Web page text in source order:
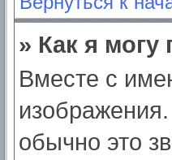
» Как я
Вместе с
обычно это